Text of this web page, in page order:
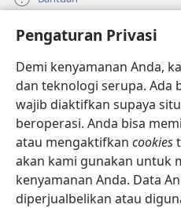
Pengaturan Privasi
Demi kenyamanan Anda,
dan teknologi serupa. Ada
wajib diaktifkan supaya
beroperasi. Anda bisa
atau mengaktifkan cookies
akan kami gunakan untuk
kenyamanan Anda. Data
diperjualbelikan atau
Sumbangan
(terbuka
di
window
baru)
PERPUSTAKAAN ONLINE
(terbuka
di
window
®
(terbuka
di
window
baru)
JW Library ®
Watchtower Library